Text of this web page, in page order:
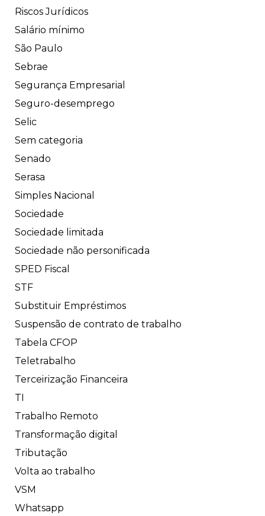
Riscos Jurídicos
Salário mínimo
São Paulo
Sebrae
Segurança Empresarial
Seguro-desemprego
Selic
Sem categoria
Senado
Serasa
Simples Nacional
Sociedade
Sociedade limitada
Sociedade não personificada
SPED Fiscal
STF
Substituir Empréstimos
Suspensão de contrato de trabalho
Tabela CFOP
Teletrabalho
Terceirização Financeira
TI
Trabalho Remoto
Transformação digital
Tributação
Volta ao trabalho
VSM
Whatsapp